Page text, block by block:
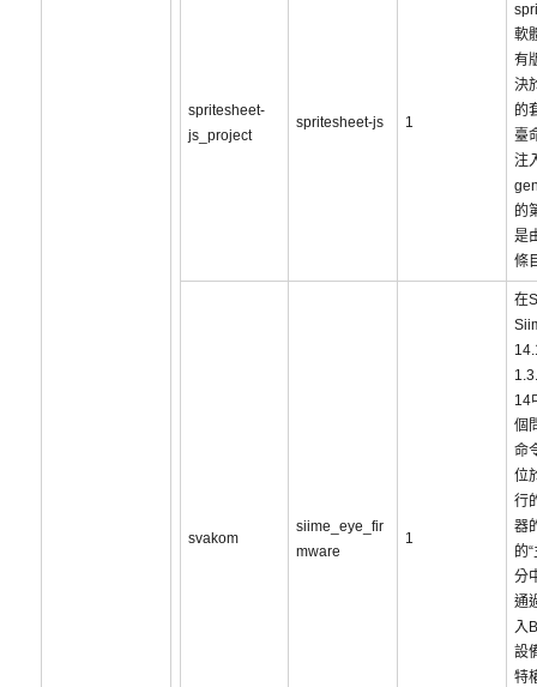
spritesheet-
js_project
spritesheet-js 1
軟
有
決
的
臺
注
的
是
條
svakom
siime_eye_fir
mware
1
在
14
個
命
位
行
器
的
分
通
入
設
特